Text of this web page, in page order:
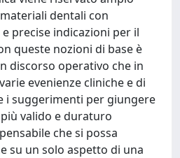
dentali con
precise indicazioni per il
queste nozioni di base è
discorso operativo che in
evenienze cliniche e di
i suggerimenti per giungere
valido e duraturo
che si possa
su un solo aspetto di una